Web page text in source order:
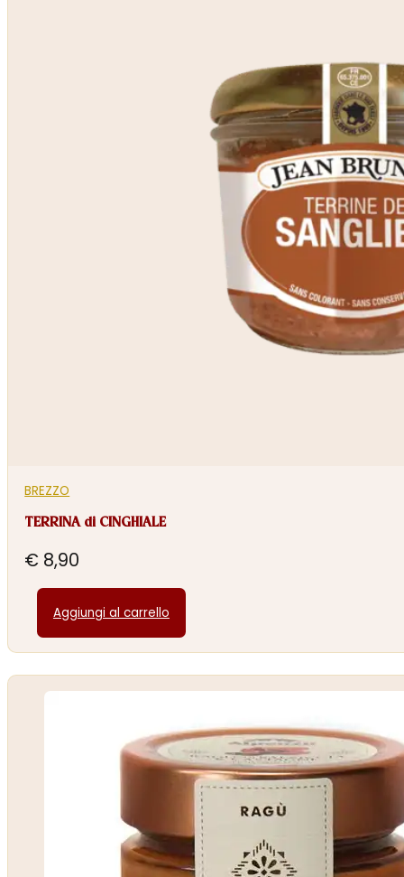
BREZZO
TERRINA di CINGHIALE
€ 8,90
Aggiungi al carrello